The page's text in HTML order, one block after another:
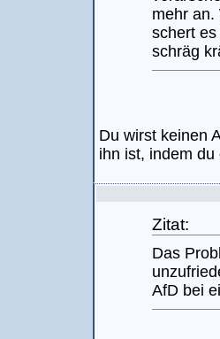
mehr an.
schert
schräg
Du wirst keinen
ihn ist, indem
Zitat:
Das
AfD bei